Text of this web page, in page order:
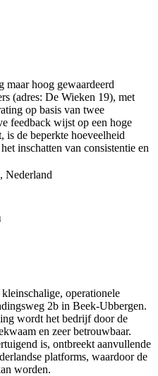
hoog gewaardeerd
(adres: De Wieken 19), met
op basis van twee
feedback wijst op een hoge
is de beperkte hoeveelheid
inschatten van consistentie en
Nederland
operationele
2b in Beek‑Ubbergen.
wordt het bedrijf door de
en zeer betrouwbaar.
is, ontbreekt aanvullende
platforms, waardoor de
worden.